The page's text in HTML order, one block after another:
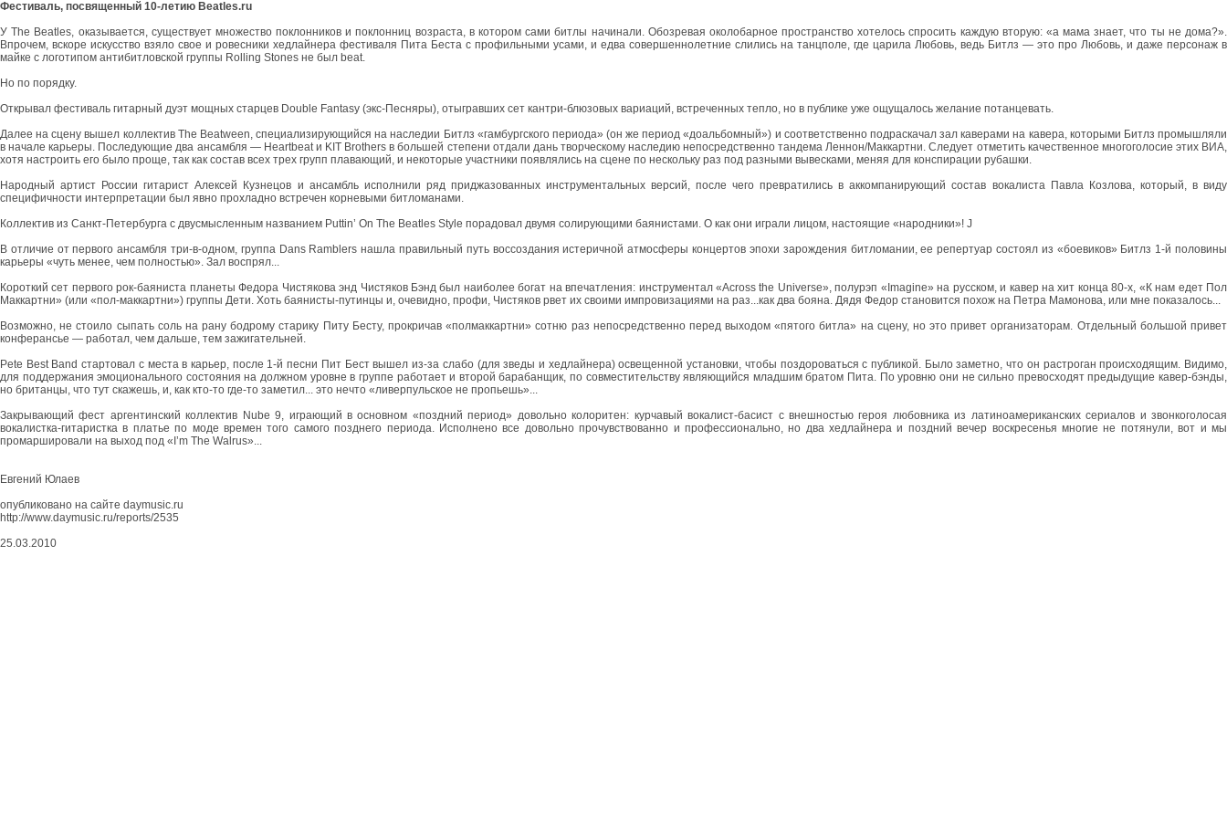
Фестиваль, посвященный 10-летию Beatles.ru
У The Beatles, оказывается, существует множество поклонников и поклонниц возраста, в котором сами битлы начинали. Обозревая околобарное пространство хотелось спросить каждую вторую: «а мама знает, что ты не дома?».
Впрочем, вскоре искусство взяло свое и ровесники хедлайнера фестиваля Пита Беста с профильными усами, и едва совершеннолетние слились на танцполе, где царила Любовь, ведь Битлз — это про Любовь, и даже персонаж в
майке с логотипом антибитловской группы Rolling Stones не был beat.
Но по порядку.
Открывал фестиваль гитарный дуэт мощных старцев Double Fantasy (экс-Песняры), отыгравших сет кантри-блюзовых вариаций, встреченных тепло, но в публике уже ощущалось желание потанцевать.
Далее на сцену вышел коллектив The Beatween, специализирующийся на наследии Битлз «гамбургского периода» (он же период «доальбомный») и соответственно подраскачал зал каверами на кавера, которыми Битлз промышляли
в начале карьеры. Последующие два ансамбля — Heartbeat и KIT Brothers в большей степени отдали дань творческому наследию непосредственно тандема Леннон/Маккартни. Следует отметить качественное многоголосие этих ВИА,
хотя настроить его было проще, так как состав всех трех групп плавающий, и некоторые участники появлялись на сцене по нескольку раз под разными вывесками, меняя для конспирации рубашки.
Народный артист России гитарист Алексей Кузнецов и ансамбль исполнили ряд приджазованных инструментальных версий, после чего превратились в аккомпанирующий состав вокалиста Павла Козлова, который, в виду
специфичности интерпретации был явно прохладно встречен корневыми битломанами.
Коллектив из Санкт-Петербурга с двусмысленным названием Puttin’ On The Beatles Style порадовал двумя солирующими баянистами. О как они играли лицом, настоящие «народники»! J
В отличие от первого ансамбля три-в-одном, группа Dans Ramblers нашла правильный путь воссоздания истеричной атмосферы концертов эпохи зарождения битломании, ее репертуар состоял из «боевиков» Битлз 1-й половины
карьеры «чуть менее, чем полностью». Зал воспрял...
Короткий сет первого рок-баяниста планеты Федора Чистякова энд Чистяков Бэнд был наиболее богат на впечатления: инструментал «Across the Universe», полурэп «Imagine» на русском, и кавер на хит конца 80-х, «К нам едет Пол
Маккартни» (или «пол-маккартни») группы Дети. Хоть баянисты-путинцы и, очевидно, профи, Чистяков рвет их своими импровизациями на раз...как два бояна. Дядя Федор становится похож на Петра Мамонова, или мне показалось...
Возможно, не стоило сыпать соль на рану бодрому старику Питу Бесту, прокричав «полмаккартни» сотню раз непосредственно перед выходом «пятого битла» на сцену, но это привет организаторам. Отдельный большой привет
конферансье — работал, чем дальше, тем зажигательней.
Pete Best Band стартовал с места в карьер, после 1-й песни Пит Бест вышел из-за слабо (для зведы и хедлайнера) освещенной установки, чтобы поздороваться с публикой. Было заметно, что он растроган происходящим. Видимо,
для поддержания эмоционального состояния на должном уровне в группе работает и второй барабанщик, по совместительству являющийся младшим братом Пита. По уровню они не сильно превосходят предыдущие кавер-бэнды,
но британцы, что тут скажешь, и, как кто-то где-то заметил... это нечто «ливерпульское не пропьешь»...
Закрывающий фест аргентинский коллектив Nube 9, играющий в основном «поздний период» довольно колоритен: курчавый вокалист-басист с внешностью героя любовника из латиноамериканских сериалов и звонкоголосая
вокалистка-гитаристка в платье по моде времен того самого позднего периода. Исполнено все довольно прочувствованно и профессионально, но два хедлайнера и поздний вечер воскресенья многие не потянули, вот и мы
промаршировали на выход под «I’m The Walrus»...
Евгений Юлаев
опубликовано на сайте daymusic.ru
http://www.daymusic.ru/reports/2535
25.03.2010